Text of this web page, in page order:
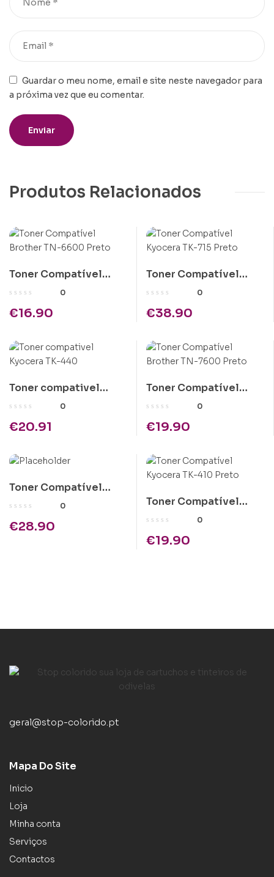
Guardar o meu nome, email e site neste navegador para
a próxima vez que eu comentar.
Produtos Relacionados
Toner Compatível
Brother TN-6600
0
€16.90
Toner Compatível
Kyocera TK-715 Preto
0
€38.90
Toner compativel
Kyocera TK-440
0
€20.91
Toner Compatível
Brother TN-7600
0
€19.90
Toner Compatível
Epson C1100 Ciano
0
€28.90
Toner Compatível
Kyocera TK-410 Preto
0
€19.90
geral@stop-colorido.pt
Mapa Do Site
Inicio
Loja
Minha conta
Serviços
Contactos